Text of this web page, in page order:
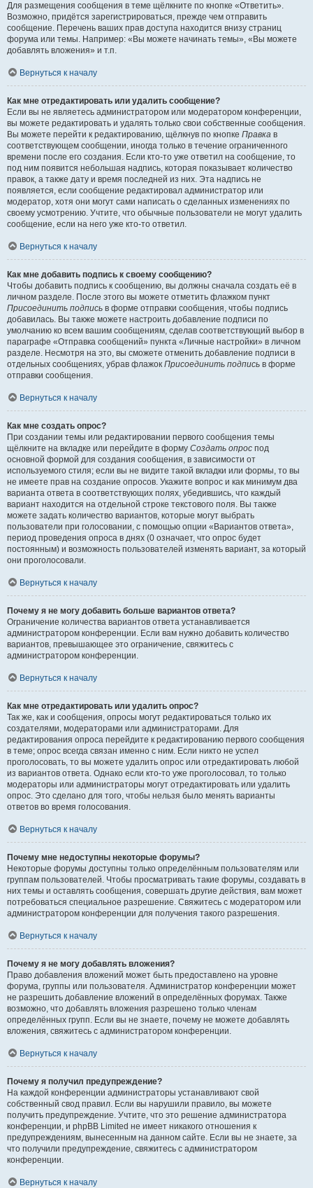
Для размещения сообщения в теме щёлкните по кнопке «Ответить».
Возможно, придётся зарегистрироваться, прежде чем отправить
сообщение. Перечень ваших прав доступа находится внизу страниц
форума или темы. Например: «Вы можете начинать темы», «Вы можете
добавлять вложения» и т.п.
Вернуться к началу
Как мне отредактировать или удалить сообщение?
Если вы не являетесь администратором или модератором конференции,
вы можете редактировать и удалять только свои собственные сообщения.
Вы можете перейти к редактированию, щёлкнув по кнопке Правка в
соответствующем сообщении, иногда только в течение ограниченного
времени после его создания. Если кто-то уже ответил на сообщение, то
под ним появится небольшая надпись, которая показывает количество
правок, а также дату и время последней из них. Эта надпись не
появляется, если сообщение редактировал администратор или
модератор, хотя они могут сами написать о сделанных изменениях по
своему усмотрению. Учтите, что обычные пользователи не могут удалить
сообщение, если на него уже кто-то ответил.
Вернуться к началу
Как мне добавить подпись к своему сообщению?
Чтобы добавить подпись к сообщению, вы должны сначала создать её в
личном разделе. После этого вы можете отметить флажком пункт
Присоединить подпись в форме отправки сообщения, чтобы подпись
добавилась. Вы также можете настроить добавление подписи по
умолчанию ко всем вашим сообщениям, сделав соответствующий выбор в
параграфе «Отправка сообщений» пункта «Личные настройки» в личном
разделе. Несмотря на это, вы сможете отменить добавление подписи в
отдельных сообщениях, убрав флажок Присоединить подпись в форме
отправки сообщения.
Вернуться к началу
Как мне создать опрос?
При создании темы или редактировании первого сообщения темы
щёлкните на вкладке или перейдите в форму Создать опрос под
основной формой для создания сообщения, в зависимости от
используемого стиля; если вы не видите такой вкладки или формы, то вы
не имеете прав на создание опросов. Укажите вопрос и как минимум два
варианта ответа в соответствующих полях, убедившись, что каждый
вариант находится на отдельной строке текстового поля. Вы также
можете задать количество вариантов, которые могут выбрать
пользователи при голосовании, с помощью опции «Вариантов ответа»,
период проведения опроса в днях (0 означает, что опрос будет
постоянным) и возможность пользователей изменять вариант, за который
они проголосовали.
Вернуться к началу
Почему я не могу добавить больше вариантов ответа?
Ограничение количества вариантов ответа устанавливается
администратором конференции. Если вам нужно добавить количество
вариантов, превышающее это ограничение, свяжитесь с
администратором конференции.
Вернуться к началу
Как мне отредактировать или удалить опрос?
Так же, как и сообщения, опросы могут редактироваться только их
создателями, модераторами или администраторами. Для
редактирования опроса перейдите к редактированию первого сообщения
в теме; опрос всегда связан именно с ним. Если никто не успел
проголосовать, то вы можете удалить опрос или отредактировать любой
из вариантов ответа. Однако если кто-то уже проголосовал, то только
модераторы или администраторы могут отредактировать или удалить
опрос. Это сделано для того, чтобы нельзя было менять варианты
ответов во время голосования.
Вернуться к началу
Почему мне недоступны некоторые форумы?
Некоторые форумы доступны только определённым пользователям или
группам пользователей. Чтобы просматривать такие форумы, создавать в
них темы и оставлять сообщения, совершать другие действия, вам может
потребоваться специальное разрешение. Свяжитесь с модератором или
администратором конференции для получения такого разрешения.
Вернуться к началу
Почему я не могу добавлять вложения?
Право добавления вложений может быть предоставлено на уровне
форума, группы или пользователя. Администратор конференции может
не разрешить добавление вложений в определённых форумах. Также
возможно, что добавлять вложения разрешено только членам
определённых групп. Если вы не знаете, почему не можете добавлять
вложения, свяжитесь с администратором конференции.
Вернуться к началу
Почему я получил предупреждение?
На каждой конференции администраторы устанавливают свой
собственный свод правил. Если вы нарушили правило, вы можете
получить предупреждение. Учтите, что это решение администратора
конференции, и phpBB Limited не имеет никакого отношения к
предупреждениям, вынесенным на данном сайте. Если вы не знаете, за
что получили предупреждение, свяжитесь с администратором
конференции.
Вернуться к началу